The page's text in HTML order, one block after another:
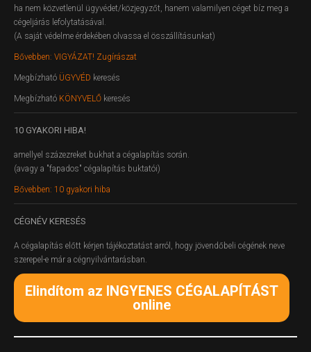
ha nem közvetlenül ügyvédet/közjegyzőt, hanem valamilyen céget bíz meg a
cégeljárás lefolytatásával.
(A saját védelme érdekében olvassa el összállításunkat)
Bővebben: VIGYÁZAT! Zugírászat
Megbízható ÜGYVÉD keresés
Megbízható KÖNYVELŐ keresés
10 GYAKORI HIBA!
amellyel százezreket bukhat a cégalapítás során.
(avagy a "fapados" cégalapítás buktatói)
Bővebben: 10 gyakori hiba
CÉGNÉV KERESÉS
A cégalapítás előtt kérjen tájékoztatást arról, hogy jövendőbeli cégének neve
szerepel-e már a cégnyilvántarásban.
Elindítom az INGYENES CÉGALAPÍTÁST
online